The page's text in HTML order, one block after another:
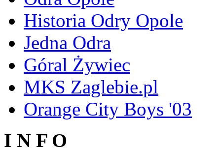
Historia Odry Opole
Jedna Odra
Góral Żywiec
MKS Zaglebie.pl
Orange City Boys '03
I N F O